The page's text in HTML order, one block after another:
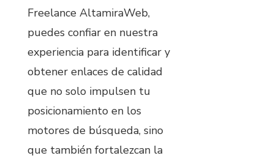
Freelance AltamiraWeb,
puedes confiar en nuestra
experiencia para identificar y
obtener enlaces de calidad
que no solo impulsen tu
posicionamiento en los
motores de búsqueda, sino
que también fortalezcan la